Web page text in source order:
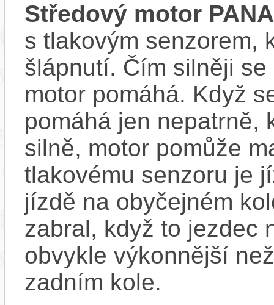
Středový motor
s tlakovým senzorem,
šlápnutí. Čím silněji
motor pomáhá. Když
pomáhá jen nepatrně,
silně, motor pomůže
tlakovému senzoru je
jízdě na obyčejném
zabral, když to jezdec
obvykle výkonnější
zadním kole.